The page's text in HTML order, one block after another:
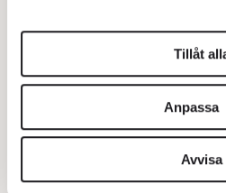
Du kan ändra eller dra tillbaka
helst från cookie-förklaringen.
Vi använder enhetsidentifierare
för sociala medier och
vidarebefordrar även sådana
information från din enhet till de
annons- och analysföretag som
Tillåt
Anpassa
Avvisa
– Jag tittar på tallrikarna.
gästerna. Men om det
vid ett bord säger jag
upptagen av ett viktigt
man vet att någon
hur maten smakar …